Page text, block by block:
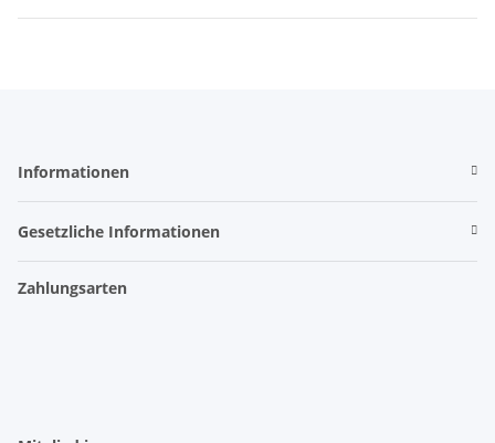
Informationen
Gesetzliche Informationen
Zahlungsarten